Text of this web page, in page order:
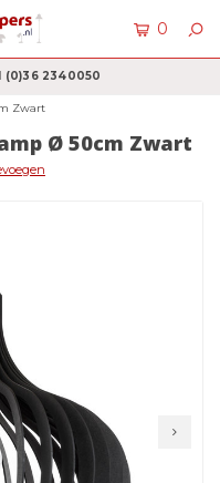
0
(0)36 2340050
Zwart
Ø 50cm Zwart